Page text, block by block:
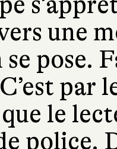
une
pose.
par
le
police.